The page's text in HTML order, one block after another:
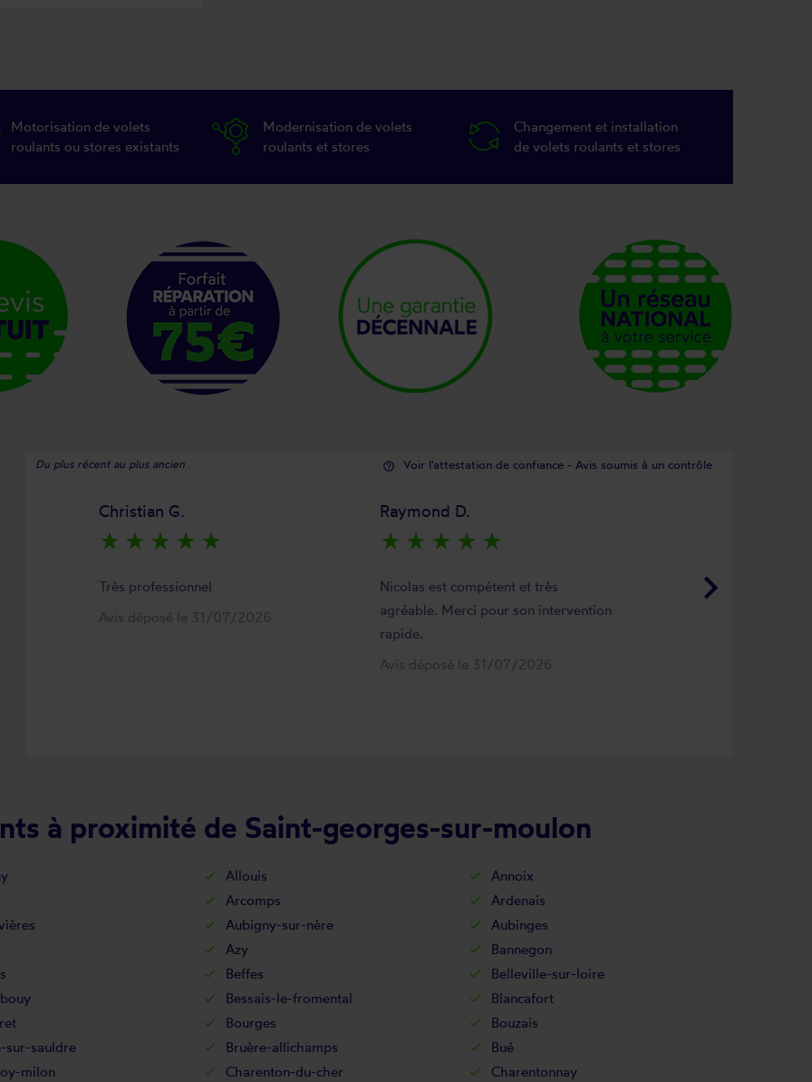
Motorisation de volets
roulants ou stores existants
Modernisation de volets
roulants et stores
Changement et installation
de volets roulants et stores
Du plus récent au plus ancien help_outline Voir l'attestation de confiance - Avis soumis à un contrôle
keyboard_arrow_right
Christian G.
star_rate star_rate star_rate star_rate star_rate
Très professionnel
Avis déposé le 31/07/2026
Raymond D.
star_rate star_rate star_rate star_rate star_rate
Nicolas est compétent et très
agréable. Merci pour son intervention
rapide.
Avis déposé le 31/07/2026
à proximité de Saint-georges-sur-moulon
Allouis
Annoix
Arcomps
Ardenais
Aubigny-sur-nère
Aubinges
Azy
Bannegon
Beffes
Belleville-sur-loire
Bessais-le-fromental
Blancafort
Bourges
Bouzais
sur-sauldre Bruère-allichamps
Bué
milon Charenton-du-cher
Charentonnay